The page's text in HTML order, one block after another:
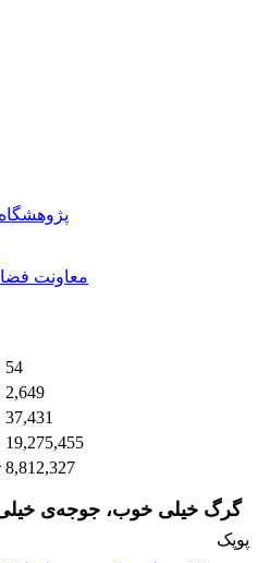
معاونت
54
2,649
37,431
19,275,455
8,812,327
گرگ خیلی خوب، جوجه‌ی
پوپک